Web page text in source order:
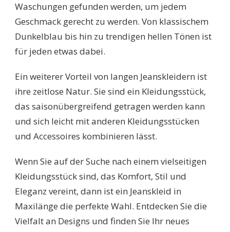
Waschungen gefunden werden, um jedem
Geschmack gerecht zu werden. Von klassischem
Dunkelblau bis hin zu trendigen hellen Tönen ist
für jeden etwas dabei.
Ein weiterer Vorteil von langen Jeanskleidern ist
ihre zeitlose Natur. Sie sind ein Kleidungsstück,
das saisonübergreifend getragen werden kann
und sich leicht mit anderen Kleidungsstücken
und Accessoires kombinieren lässt.
Wenn Sie auf der Suche nach einem vielseitigen
Kleidungsstück sind, das Komfort, Stil und
Eleganz vereint, dann ist ein Jeanskleid in
Maxilänge die perfekte Wahl. Entdecken Sie die
Vielfalt an Designs und finden Sie Ihr neues